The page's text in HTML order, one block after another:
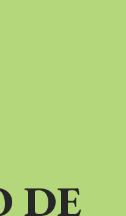
DE